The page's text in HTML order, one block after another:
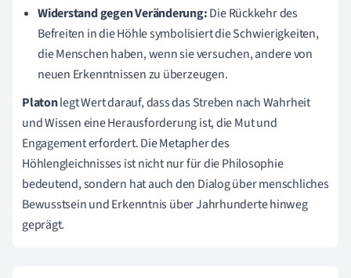
Widerstand gegen Veränderung:Die Rückkehr des
Befreiten in die Höhle symbolisiert die Schwierigkeiten,
die Menschen haben, wenn sie versuchen, andere von
neuen Erkenntnissen zu überzeugen.
Platonlegt Wert darauf, dass das Streben nach Wahrheit
und Wissen eine Herausforderung ist, die Mut und
Engagement erfordert. Die Metapher des
Höhlengleichnisses ist nicht nur für die Philosophie
bedeutend, sondern hat auch den Dialog über menschliches
Bewusstsein und Erkenntnis über Jahrhunderte hinweg
geprägt.